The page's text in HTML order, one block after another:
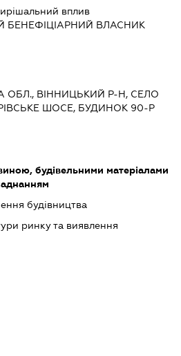
вплив
БЕНЕФІЦІАРНИЙ ВЛАСНИК
ОБЛ., ВІННИЦЬКИЙ Р-Н, СЕЛО
ШОСЕ, БУДИНОК 90-Р
будівельними матеріалами
будівництва
ринку та виявлення